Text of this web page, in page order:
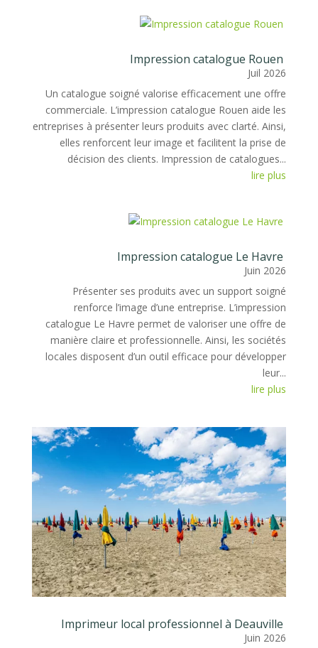
Impression catalogue Rouen
Juil 2026
Un catalogue soigné valorise efficacement une offre
commerciale. L’impression catalogue Rouen aide les
entreprises à présenter leurs produits avec clarté. Ainsi,
elles renforcent leur image et facilitent la prise de
décision des clients. Impression de catalogues...
lire plus
Impression catalogue Le Havre
Juin 2026
Présenter ses produits avec un support soigné
renforce l’image d’une entreprise. L’impression
catalogue Le Havre permet de valoriser une offre de
manière claire et professionnelle. Ainsi, les sociétés
locales disposent d’un outil efficace pour développer
leur...
lire plus
Imprimeur local professionnel à Deauville
Juin 2026